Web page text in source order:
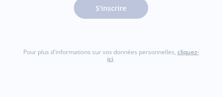
S'inscrire
Pour plus d'informations sur vos données personnelles, cliquez-
ici.